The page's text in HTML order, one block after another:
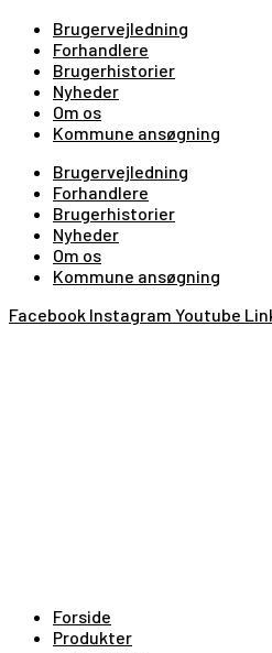
Brugervejledning
Forhandlere
Brugerhistorier
Nyheder
Om os
Kommune ansøgning
Brugervejledning
Forhandlere
Brugerhistorier
Nyheder
Om os
Kommune ansøgning
Facebook Instagram Youtube
Forside
Produkter